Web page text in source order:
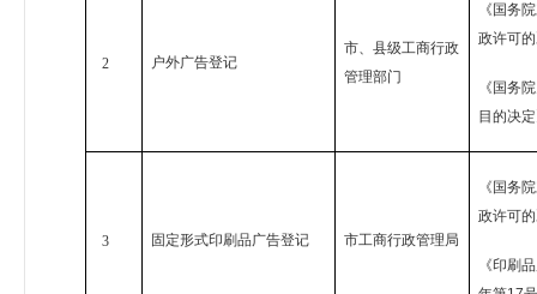
2 户外广告登记
市、县级工商行政
管理部门
《国务
政许可
《国务
目的决
3 固定形式印刷品广告登记 市工商行政管理局
《国务
政许可
《印刷